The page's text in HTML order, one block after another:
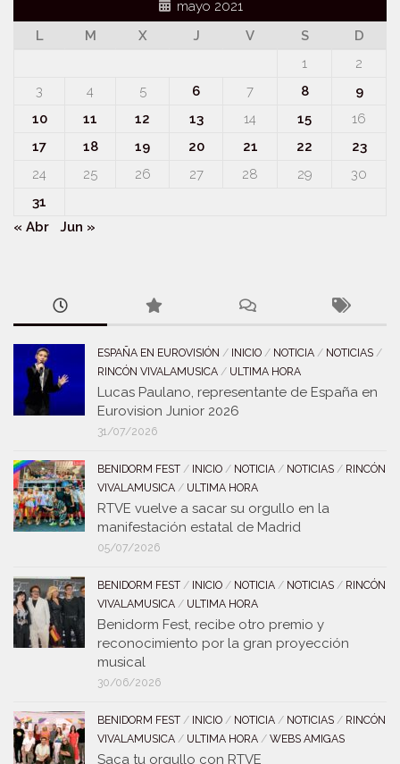
mayo 2021
L
M X J V S
D
1
2
3
4 5 6 7 8
9
10
11 12 13 14 15
16
17
18 19 20 21 22
23
24
25 26 27 28 29
30
31
« Abr
Jun »
ESPAÑA EN EUROVISIÓN / INICIO / NOTICIA / NOTICIAS /
RINCÓN VIVALAMUSICA / ULTIMA HORA
Lucas Paulano, representante de España en
Eurovision Junior 2026
31/07/2026
BENIDORM FEST / INICIO / NOTICIA / NOTICIAS / RINCÓN
VIVALAMUSICA / ULTIMA HORA
RTVE vuelve a sacar su orgullo en la
manifestación estatal de Madrid
05/07/2026
BENIDORM FEST / INICIO / NOTICIA / NOTICIAS / RINCÓN
VIVALAMUSICA / ULTIMA HORA
Benidorm Fest, recibe otro premio y
reconocimiento por la gran proyección
musical
30/06/2026
BENIDORM FEST / INICIO / NOTICIA / NOTICIAS / RINCÓN
VIVALAMUSICA / ULTIMA HORA / WEBS AMIGAS
Saca tu orgullo con RTVE